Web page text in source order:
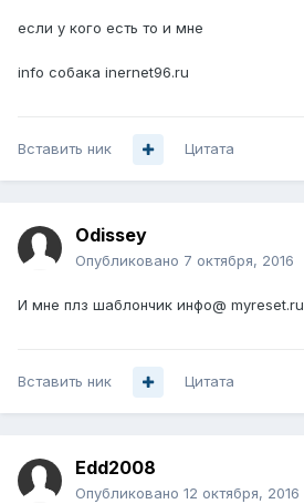
если у кого есть то и мне
info собака inernet96.ru
Вставить ник Цитата
Odissey
Опубликовано 7 октября, 2016
И мне плз шаблончик инфо@ myreset.ru
Вставить ник Цитата
Edd2008
Опубликовано 12 октября, 2016